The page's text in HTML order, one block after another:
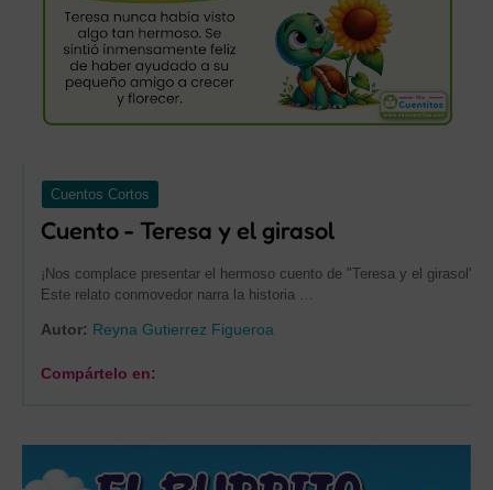
Cuentos Cortos
Cuento - Teresa y el girasol
¡Nos complace presentar el hermoso cuento de "Teresa y el girasol"!
Este relato conmovedor narra la historia …
Autor: Reyna Gutierrez Figueroa
Compártelo en: